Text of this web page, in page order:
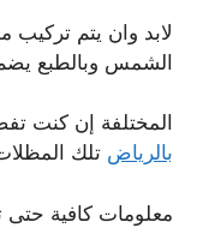
لابد وان يتم
الشمس وبالطبع يضم
المختلفة إن كنت
بالرياض تلك
معلومات كافية